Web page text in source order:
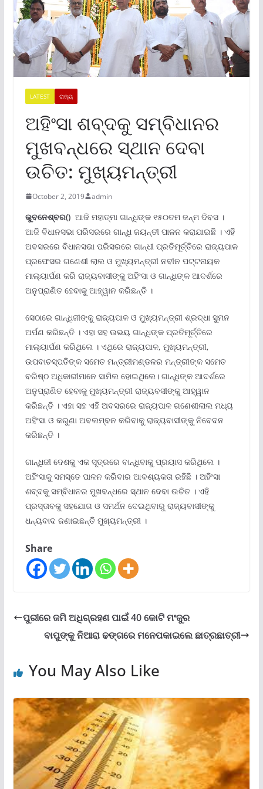
LATEST ରାଜ୍ୟ
ଅହିଂସା ଶବ୍ଦକୁ ସମ୍ବିଧାନର
ମୁଖବନ୍ଧରେ ସ୍ଥାନ ଦେବା
ଉଚିତ: ମୁଖ୍ୟମନ୍ତ୍ରୀ
October 2, 2019 admin
ଭୁବନେଶ୍ବର()ଆଜି ମହାତ୍ମା ଗାନ୍ଧିଙ୍କ ୧୫୦ତମ ଜନ୍ମ ଦିବସ ।
ଆଜି ବିଧାନସଭା ପରିସରରେ ଗାନ୍ଧି ଜୟନ୍ତୀ ପାଳନ କରାଯାଇଛି । ଏହି
ଅବସରରେ ବିଧାନସଭା ପରିସରରେ ଗାନ୍ଧୀ ପ୍ରତିମୂର୍ତ୍ତିରେ ରାଜ୍ୟପାଳ
ପ୍ରଫେସର ଗଣେଶୀ ଲାଲ ଓ ମୁଖ୍ୟମନ୍ତ୍ରୀ ନବୀନ ପଟ୍ଟନାୟକ
ମାଲ୍ୟାର୍ପଣ କରି ରାଜ୍ୟବାସୀଙ୍କୁ ଅହିଂସା ଓ ଗାନ୍ଧିଙ୍କ ଆଦର୍ଶରେ
ଅନୁପ୍ରାଣିତ ହେବାକୁ ଆହ୍ୱାନ କରିଛନ୍ତି ।
ସେଠାରେ ଗାନ୍ଧିଜୀଙ୍କୁ ରାଜ୍ୟପାଳ ଓ ମୁଖ୍ୟମନ୍ତ୍ରୀ ଶ୍ରଦ୍ଧା ସୁମନ
ଅର୍ପଣ କରିଛନ୍ତି । ଏହା ସହ ଉଭୟ ଗାନ୍ଧିଙ୍କ ପ୍ରତିମୂର୍ତ୍ତିରେ
ମାଲ୍ୟାର୍ପଣ କରିଥିଲେ । ଏଥିରେ ରାଜ୍ୟପାଳ, ମୁଖ୍ୟମନ୍ତ୍ରୀ,
ଉପବାଚସ୍ପତିଙ୍କ ସମେତ ମନ୍ତ୍ରୀମଣ୍ଡଳର ମନ୍ତ୍ରୀଙ୍କ ସମେତ
ବରିଷ୍ଠ ଅଧିକାରୀମାନେ ସାମିଲ ହୋଇଥିଲେ। ଗାନ୍ଧିଙ୍କ ଆଦର୍ଶରେ
ଅନୁପ୍ରାଣିତ ହେବାକୁ ମୁଖ୍ୟମନ୍ତ୍ରୀ ରାଜ୍ୟବସୀଙ୍କୁ ଆହ୍ୱାନ
କରିଛନ୍ତି । ଏହା ସହ ଏହି ଅବସରରେ ରାଜ୍ୟପାଳ ଗଣେଶୀଲାଲ ମଧ୍ୟ
ଅହିଂସା ଓ କରୁଣା ଅବଲମ୍ବନ କରିବାକୁ ରାଜ୍ୟବାସୀଙ୍କୁ ନିବେଦନ
କରିଛନ୍ତି ।
ଗାନ୍ଧିଜୀ ଦେଶକୁ ଏକ ସୂତ୍ରରେ ବାନ୍ଧିବାକୁ ପ୍ରୟାସ କରିଥିଲେ ।
ଅହିଂସାକୁ ସମସ୍ତେ ପାଳନ କରିବାର ଆବଶ୍ୟକତା ରହିଛି । ଅହିଂସା
ଶବ୍ଦକୁ ସମ୍ବିଧାନର ମୁଖବନ୍ଧରେ ସ୍ଥାନ ଦେବା ଉଚିତ । ଏହି
ପ୍ରସ୍ତାବକୁ ସହଯୋଗ ଓ ସମର୍ଥନ ଦେଇଥିବାରୁ ରାଜ୍ୟବାସୀଙ୍କୁ
ଧନ୍ୟବାଦ ଜଣାଇଛନ୍ତି ମୁଖ୍ୟମନ୍ତ୍ରୀ ।
Share
ପୁରୀରେ ଜମି ଅଧିଗ୍ରହଣ ପାଇଁ 40 କୋଟି ମଂଜୁର
ବାପୁଙ୍କୁ ନିଆରା ଢଙ୍ଗରେ ମନେପକାଇଲେ ଛାତ୍ରଛାତ୍ରୀ
You May Also Like